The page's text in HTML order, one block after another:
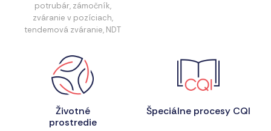
potrubár, zámočník,
zváranie v pozíciach,
tendemová zváranie, NDT
Životné
prostredie
Špeciálne procesy CQI